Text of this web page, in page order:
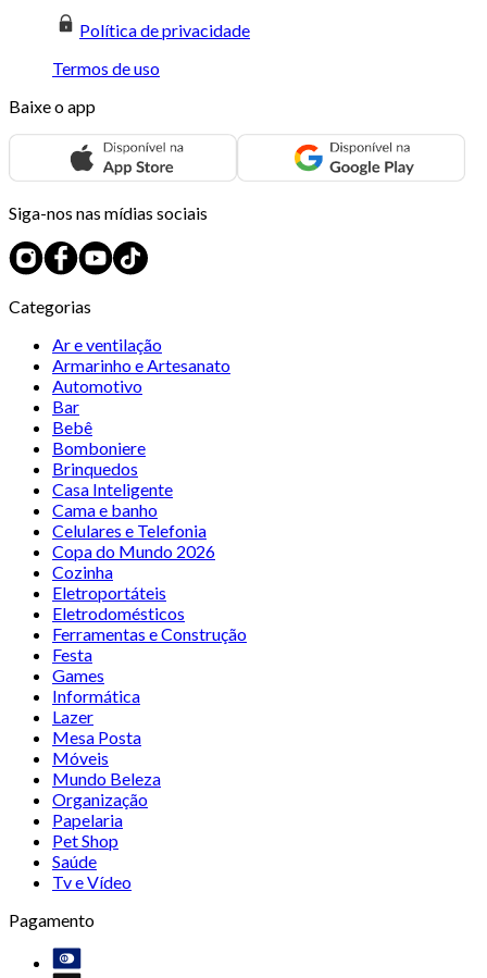
Política de privacidade
Termos de uso
Baixe o app
Siga-nos nas mídias sociais
Categorias
Ar e ventilação
Armarinho e Artesanato
Automotivo
Bar
Bebê
Bomboniere
Brinquedos
Casa Inteligente
Cama e banho
Celulares e Telefonia
Copa do Mundo 2026
Cozinha
Eletroportáteis
Eletrodomésticos
Ferramentas e Construção
Festa
Games
Informática
Lazer
Mesa Posta
Móveis
Mundo Beleza
Organização
Papelaria
Pet Shop
Saúde
Tv e Vídeo
Pagamento